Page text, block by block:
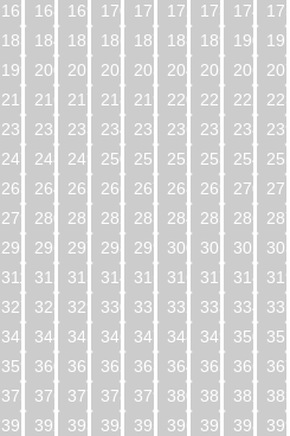
167 168 169 170 171 172 173 174
183 184 185 186 187 188 189 190
199 200 201 202 203 204 205 206
215 216 217 218 219 220 221 222
231 232 233 234 235 236 237 238
247 248 249 250 251 252 253 254
263 264 265 266 267 268 269 270
279 280 281 282 283 284 285 286
295 296 297 298 299 300 301 302
311 312 313 314 315 316 317 318
327 328 329 330 331 332 333 334
343 344 345 346 347 348 349 350
359 360 361 362 363 364 365 366
375 376 377 378 379 380 381 382
391 392 393 394 395 396 397 398